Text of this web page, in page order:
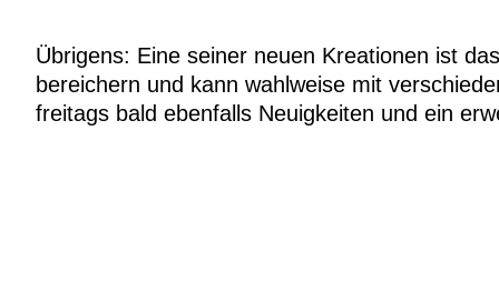
Übrigens: Eine seiner neuen Kreationen ist
bereichern und kann wahlweise mit
freitags bald ebenfalls Neuigkeiten und ein